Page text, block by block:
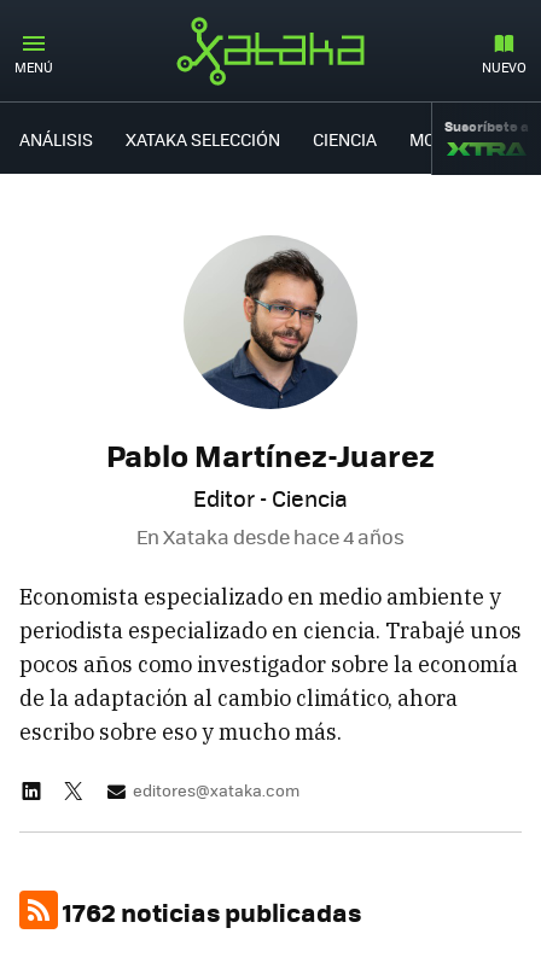
MENÚ NUEVO
ANÁLISIS XATAKA SELECCIÓN CIENCIA MOVILIDAD
Suscríbete a
Pablo Martínez-Juarez
Editor - Ciencia
En Xataka desdehace 4 años
Economista especializado en medio ambiente y
periodista especializado en ciencia. Trabajé unos
pocos años como investigador sobre la economía
de la adaptación al cambio climático, ahora
escribo sobre eso y mucho más.
editores@xataka.com
1762 noticias publicadas